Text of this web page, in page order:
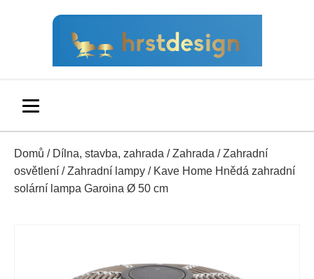
Domů / Dílna, stavba, zahrada /Zahrada /Zahradní
osvětlení /Zahradní lampy / Kave Home Hnědá zahradní
solární lampa Garoina Ø 50 cm